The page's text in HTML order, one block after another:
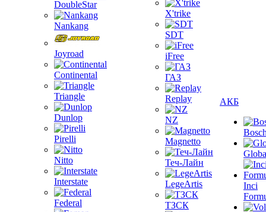
DoubleStar
Nankang
Joyroad
Continental
Triangle
Dunlop
Pirelli
Nitto
Interstate
Federal
X'trike
SDT
iFree
ГАЗ
Replay
NZ
Magnetto
Теч-Лайн
LegeArtis
ТЗСК
АКБ
Inci